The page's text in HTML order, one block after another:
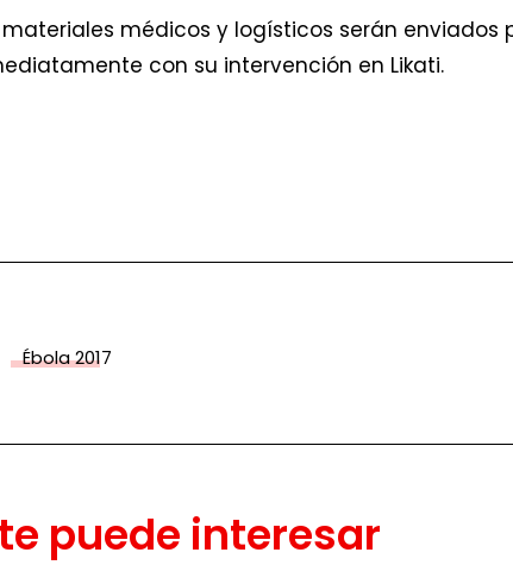
médicos y logísticos serán enviados
con su intervención en Likati.
Ébola 2017
puede interesar